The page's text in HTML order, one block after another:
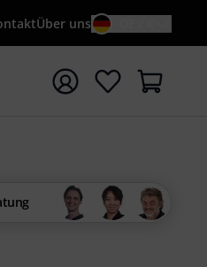
Über uns
starten